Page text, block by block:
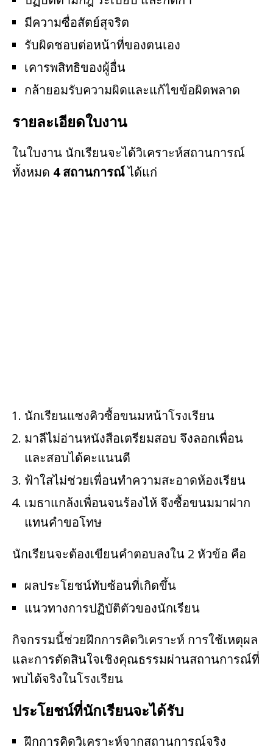
มีความซื่อสัตย์สุจริต
รับผิดชอบต่อหน้าที่ของตนเอง
เคารพสิทธิของผู้อื่น
กล้ายอมรับความผิดและแก้ไขข้อผิดพลาด
รายละเอียดใบงาน
ในใบงาน นักเรียนจะได้วิเคราะห์สถานการณ์
ทั้งหมด 4 สถานการณ์ได้แก่
นักเรียนแซงคิวซื้อขนมหน้าโรงเรียน
มาลีไม่อ่านหนังสือเตรียมสอบ จึงลอกเพื่อน
และสอบได้คะแนนดี
ฟ้าใสไม่ช่วยเพื่อนทำความสะอาดห้องเรียน
เมธาแกล้งเพื่อนจนร้องไห้ จึงซื้อขนมมาฝาก
แทนคำขอโทษ
นักเรียนจะต้องเขียนคำตอบลงใน 2 หัวข้อ คือ
ผลประโยชน์ทับซ้อนที่เกิดขึ้น
แนวทางการปฏิบัติตัวของนักเรียน
กิจกรรมนี้ช่วยฝึกการคิดวิเคราะห์ การใช้เหตุผล
และการตัดสินใจเชิงคุณธรรมผ่านสถานการณ์ที่
พบได้จริงในโรงเรียน
ประโยชน์ที่นักเรียนจะได้รับ
ฝึกการคิดวิเคราะห์จากสถานการณ์จริง